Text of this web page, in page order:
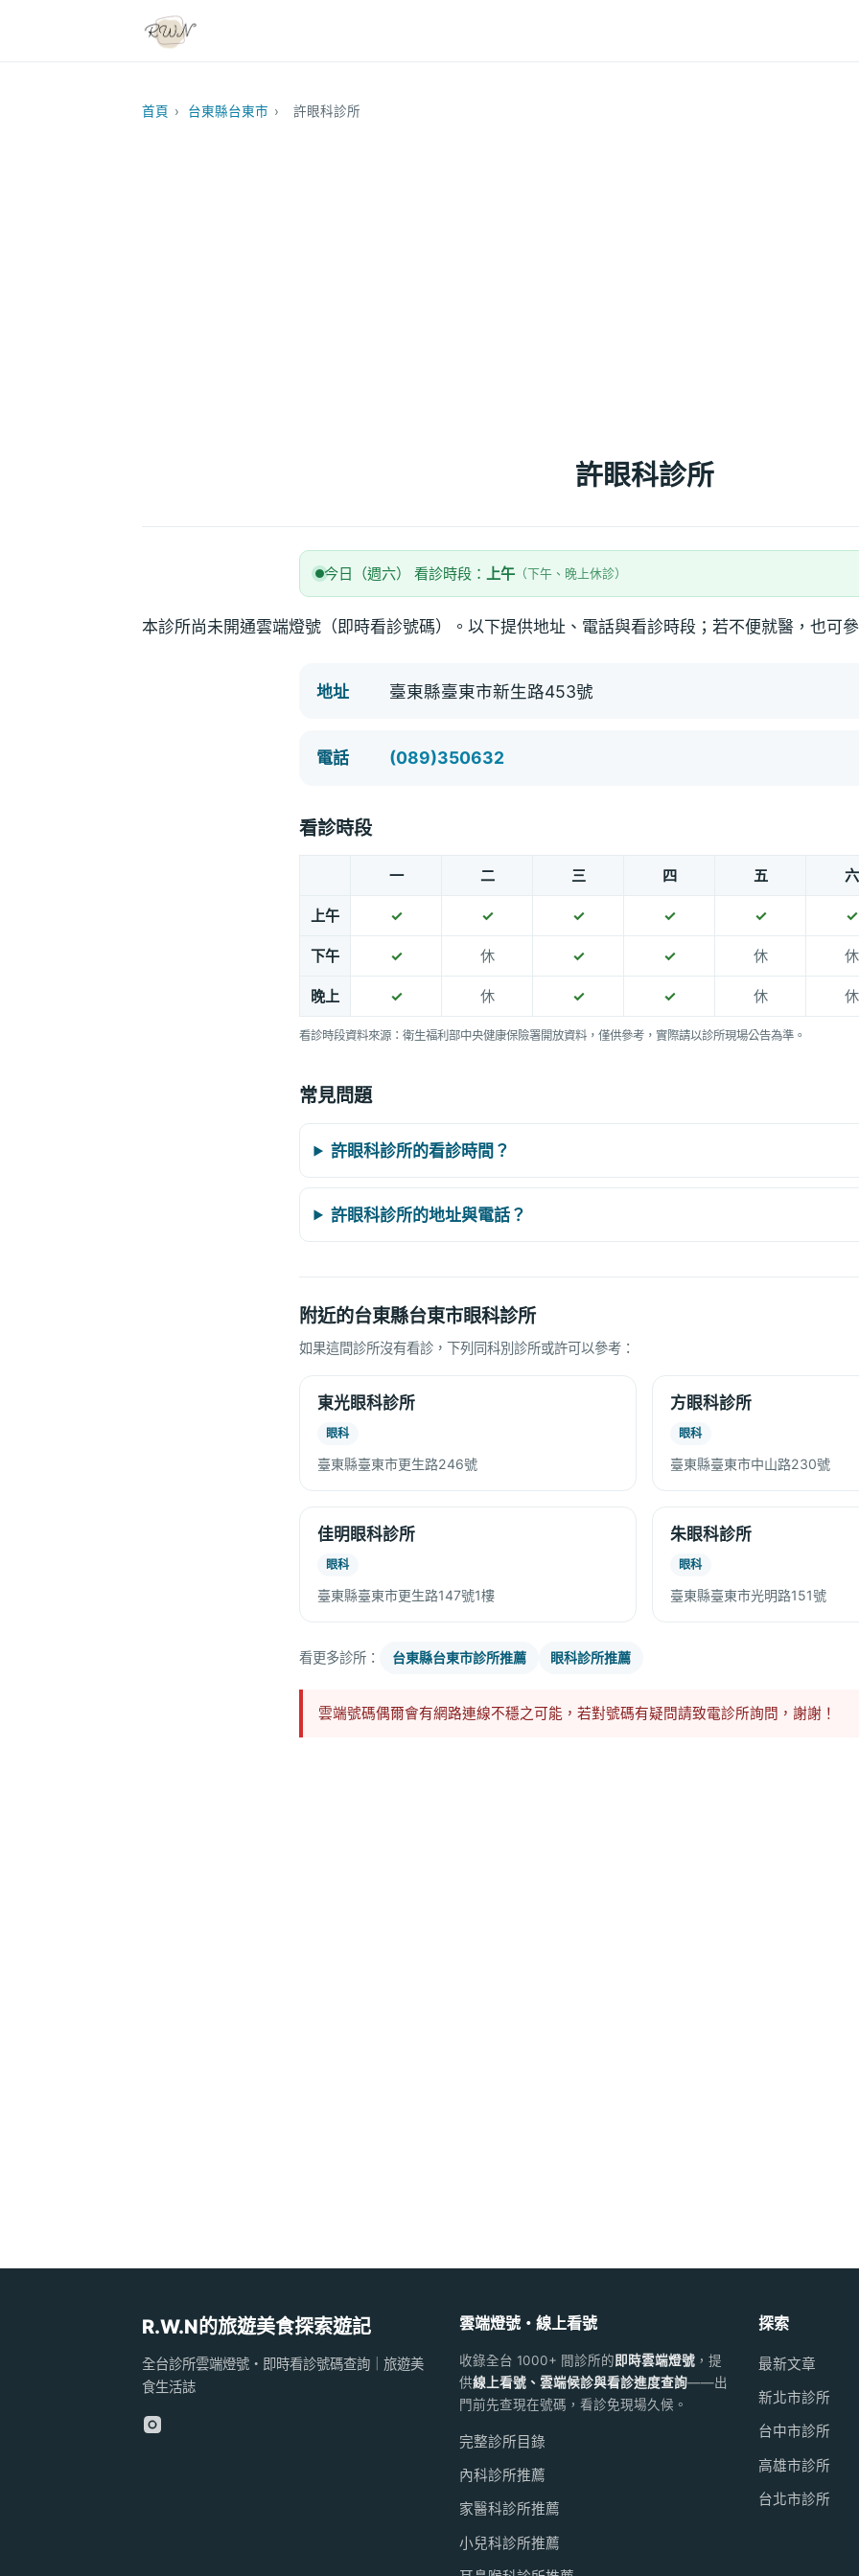
首頁 › 台東縣台東市 › 許眼科診所
許眼科診所
今日（週六） 看診時段： 上午 （下午、晚上休診）
本診所尚未開通雲端燈號（即時看診號碼）。以下提供地址、電話與看診時段；若不便就醫，也可
地址 臺東縣臺東市新生路453號
電話 (089)350632
看診時段
一 二 三 四 五 六
上午 ✓ ✓ ✓ ✓ ✓ ✓
下午 ✓ 休 ✓ ✓ 休 休
晚上 ✓ 休 ✓ ✓ 休 休
看診時段資料來源：衛生福利部中央健康保險署開放資料，僅供參考，實際請以診所現場公告為準。
常見問題
許眼科診所的看診時間？
許眼科診所的地址與電話？
附近的台東縣台東市眼科診所
如果這間診所沒有看診，下列同科別診所或許可以參考：
東光眼科診所
眼科
臺東縣臺東市更生路246號
方眼科診所
眼科
臺東縣臺東市中山路230號
佳明眼科診所
眼科
臺東縣臺東市更生路147號1樓
朱眼科診所
眼科
臺東縣臺東市光明路151號
看更多診所： 台東縣台東市診所推薦 眼科診所推薦
雲端號碼偶爾會有網路連線不穩之可能，若對號碼有疑問請致電診所詢問，謝謝！
R.W.N的旅遊美食探索遊記
全台診所雲端燈號・即時看診號碼查詢｜旅遊美
食生活誌
雲端燈號・線上看號
收錄全台 1000+ 間診所的 即時雲端燈號，提
供線上看號、雲端候診與看診進度查詢——出
門前先查現在號碼，看診免現場久候。
完整診所目錄
內科診所推薦
家醫科診所推薦
小兒科診所推薦
探索
最新文章
新北市診所
台中市診所
高雄市診所
台北市診所